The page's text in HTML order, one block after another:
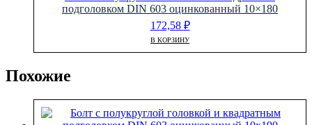
подголовком DIN 603 оцинкованный 10×180
172,58 ₽
В КОРЗИНУ
Похожие